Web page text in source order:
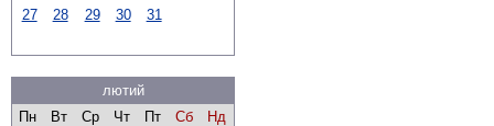
27
28 29 30 31
лютий
Пн
Вт Ср Чт Пт Сб
Нд